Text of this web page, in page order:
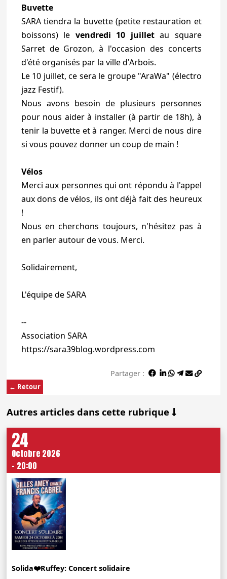
← Retour
Buvette
SARA tiendra la buvette (petite restauration et
boissons) le vendredi 10 juilletau square
Sarret de Grozon, à l'occasion des concerts
d'été organisés par la ville d'Arbois.
Le 10 juillet, ce sera le groupe "AraWa" (électro
jazz Festif).
Nous avons besoin de plusieurs personnes
pour nous aider à installer (à partir de 18h), à
tenir la buvette et à ranger. Merci de nous dire
si vous pouvez donner un coup de main !
Vélos
Merci aux personnes qui ont répondu à l'appel
aux dons de vélos, ils ont déjà fait des heureux
!
Nous en cherchons toujours, n'hésitez pas à
en parler autour de vous. Merci.
Solidairement,
L'équipe de SARA
--
Association SARA
https://sara39blog.wordpress.com
Partager :
Autres articles dans cette rubrique
24
Octobre 2026
- 20:00
Solida❤️Ruffey: Concert solidaire